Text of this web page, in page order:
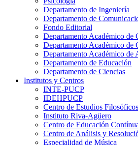
Departamento de Ingeniería
Departamento de
Fondo Editorial
Departamento Académico de
Departamento Académico de
Departamento Académico de
Departamento de Educación
Departamento de Ciencias
Institutos y Centros
INTE-PUCP
IDEHPUCP
Centro de Estudios Filosóficos
Instituto Riva-Agüero
Centro de Educación
Centro de Análisis y
Especialidad de Música